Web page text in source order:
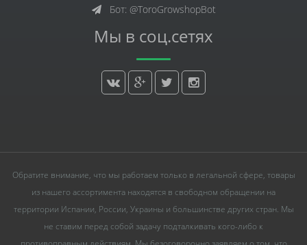
Бот: @ToroGrowshopBot
Мы в соц.сетях
Обратите внимание, что мы работаем только в легальной сфере, товары
из нашего ассортимента находятся в свободном обращении на
территории Испании, России, Украины и большинстве других стран. Мы
не ставим перед собой задачу подталкивать кого-либо к